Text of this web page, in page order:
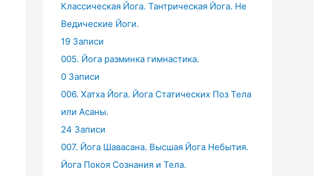
Классическая Йога. Тантрическая Йога. Не
Ведические Йоги.
19 Записи
005. Йога разминка гимнастика.
0 Записи
006. Хатха Йога. Йога Статических Поз Тела
или Асаны.
24 Записи
007. Йога Шавасана. Высшая Йога Небытия.
Йога Покоя Сознания и Тела.